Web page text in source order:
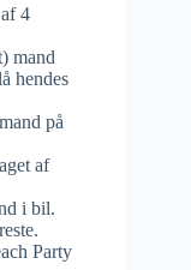
4
mand
hendes
på
af
i bil.
Party